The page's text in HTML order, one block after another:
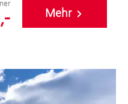
Mehr